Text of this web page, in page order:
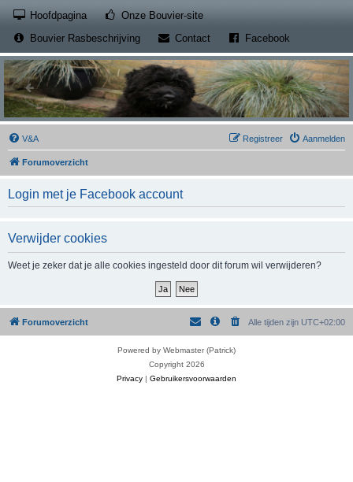
Hoofdpagina Onze Bouvier-site(Opens a new tab)
Bouvier Rasbeschrijving
Contact(Opens a new tab)
Facebook
V&A Aanmelden
Registreer
Forumoverzicht
Login met je Facebook account
Verwijder cookies
Weet je zeker dat je alle cookies ingesteld door dit forum wil verwijderen?
Forumoverzicht Alle tijden zijn UTC+02:00
Powered by Webmaster (Patrick)
Copyright 2026
Privacy | Gebruikersvoorwaarden